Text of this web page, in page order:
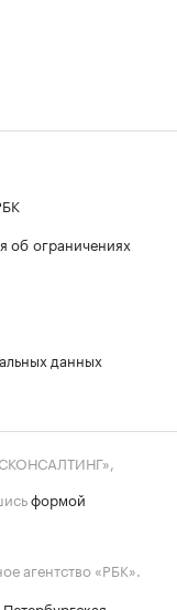
об ограничениях
данных
формой
агентство «РБК».